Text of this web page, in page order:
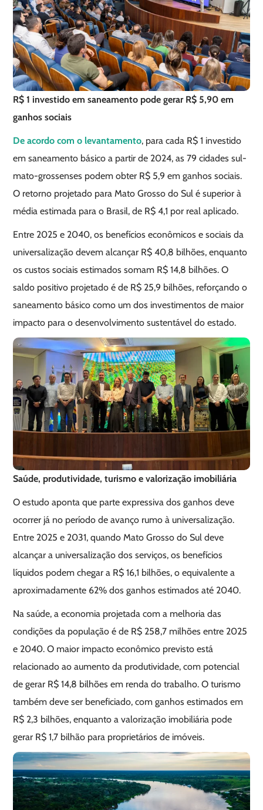
R$ 1 investido em saneamento pode gerar R$ 5,90 em
ganhos sociais
De acordo com o levantamento, para cada R$ 1 investido
em saneamento básico a partir de 2024, as 79 cidades sul-
mato-grossenses podem obter R$ 5,9 em ganhos sociais.
O retorno projetado para Mato Grosso do Sul é superior à
média estimada para o Brasil, de R$ 4,1 por real aplicado.
Entre 2025 e 2040, os benefícios econômicos e sociais da
universalização devem alcançar R$ 40,8 bilhões, enquanto
os custos sociais estimados somam R$ 14,8 bilhões. O
saldo positivo projetado é de R$ 25,9 bilhões, reforçando o
saneamento básico como um dos investimentos de maior
impacto para o desenvolvimento sustentável do estado.
Saúde, produtividade, turismo e valorização imobiliária
O estudo aponta que parte expressiva dos ganhos deve
ocorrer já no período de avanço rumo à universalização.
Entre 2025 e 2031, quando Mato Grosso do Sul deve
alcançar a universalização dos serviços, os benefícios
líquidos podem chegar a R$ 16,1 bilhões, o equivalente a
aproximadamente 62% dos ganhos estimados até 2040.
Na saúde, a economia projetada com a melhoria das
condições da população é de R$ 258,7 milhões entre 2025
e 2040. O maior impacto econômico previsto está
relacionado ao aumento da produtividade, com potencial
de gerar R$ 14,8 bilhões em renda do trabalho. O turismo
também deve ser beneficiado, com ganhos estimados em
R$ 2,3 bilhões, enquanto a valorização imobiliária pode
gerar R$ 1,7 bilhão para proprietários de imóveis.